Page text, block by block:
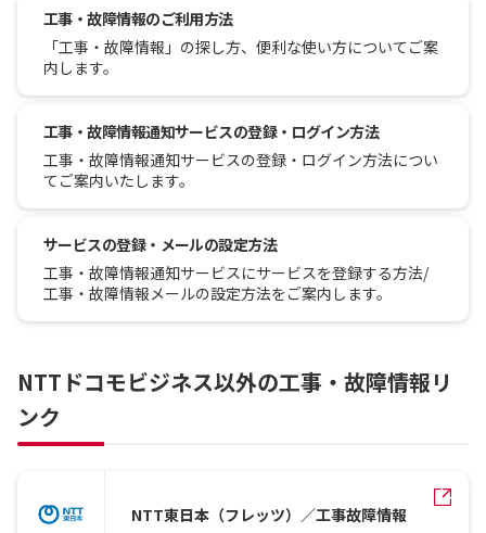
工事・故障情報のご利用方法
「工事・故障情報」の探し方、便利な使い方についてご案
内します。
工事・故障情報通知サービスの登録・ログイン方法
工事・故障情報通知サービスの登録・ログイン方法につい
てご案内いたします。
サービスの登録・メールの設定方法
工事・故障情報通知サービスにサービスを登録する方法/
工事・故障情報メールの設定方法をご案内します。
NTTドコモビジネス以外の工事・故障情報リ
ンク
NTT東日本（フレッツ）／工事故障情報